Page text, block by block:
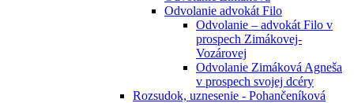
Odvolanie advokát Filo
Odvolanie – advokát Filo v
prospech Zimákovej-
Vozárovej
Odvolanie Zimáková Agneša
v prospech svojej dcéry
Rozsudok, uznesenie - Pohančeníková